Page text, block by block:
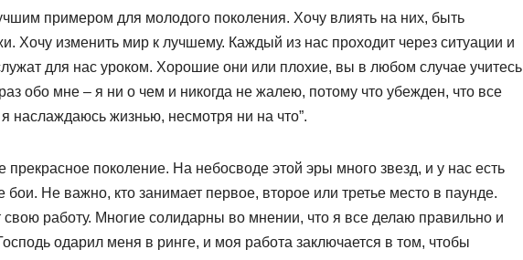
примером для молодого поколения. Хочу влиять на них, быть
Хочу изменить мир к лучшему. Каждый из нас проходит через ситуации и
для нас уроком. Хорошие они или плохие, вы в любом случае учитесь
обо мне – я ни о чем и никогда не жалею, потому что убежден, что все
я наслаждаюсь жизнью, несмотря ни на что”.
прекрасное поколение. На небосводе этой эры много звезд, и у нас есть
бои. Не важно, кто занимает первое, второе или третье место в паунде.
свою работу. Многие солидарны во мнении, что я все делаю правильно и
одарил меня в ринге, и моя работа заключается в том, чтобы